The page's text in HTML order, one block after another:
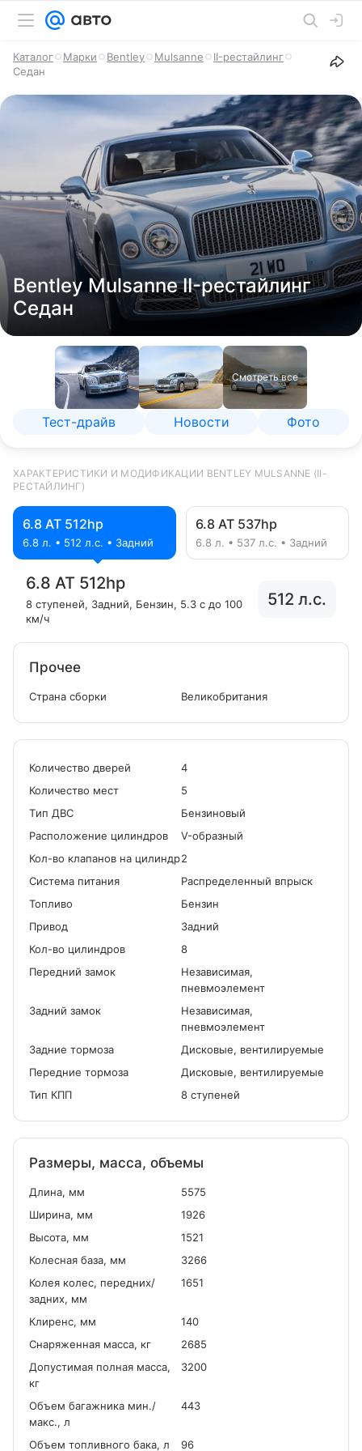
Каталог Марки Bentley Mulsanne
II-рестайлинг
Седан
Bentley Mulsanne II-рестайлинг
Седан
Смотреть все
Тест-драйв Новости Фото
ХАРАКТЕРИСТИКИ И МОДИФИКАЦИИ BENTLEY MULSANNE (II-
РЕСТАЙЛИНГ)
6.8 AT 512hp
6.8 л. • 512 л.с. • Задний
6.8 AT 537hp
6.8 л. • 537 л.с. • Задний
6.8 AT 512hp
8 ступеней, Задний, Бензин, 5.3 с до 100
км/ч
512 л.с.
Прочее
Страна сборки Великобритания
Количество дверей
4
Количество мест
5
Tип ДВС
Бензиновый
Расположение цилиндров
V-образный
Кол-во клапанов на цилиндр2
Система питания
Распределенный впрыск
Топливо
Бензин
Привод
Задний
Кол-во цилиндров
8
Передний замок
Независимая,
пневмоэлемент
Задний замок
Независимая,
пневмоэлемент
Задние тормоза
Дисковые, вентилируемые
Передние тормоза
Дисковые, вентилируемые
Тип КПП
8 ступеней
Размеры, масса, объемы
Длина, мм
5575
Ширина, мм
1926
Высота, мм
1521
Колесная база, мм
3266
Колея колес, передних/
задних, мм
1651
Клиренс, мм
140
Снаряженная масса, кг
2685
Допустимая полная масса,
кг
3200
Объем багажника мин./
макс., л
443
Объем топливного бака, л 96